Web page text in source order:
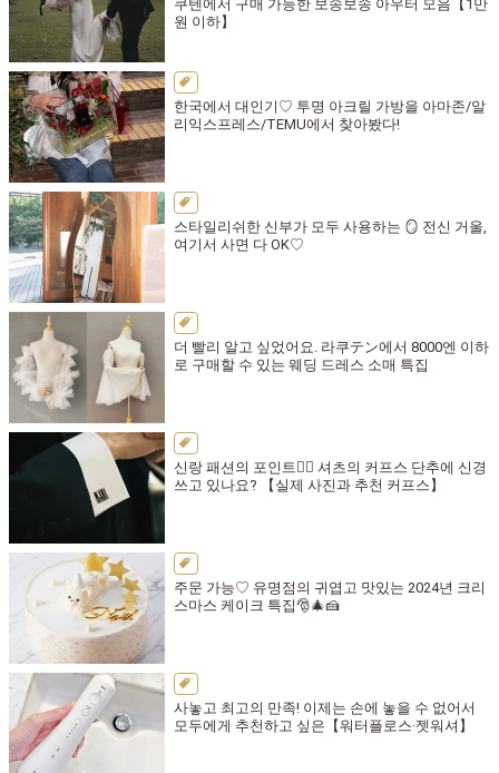
쿠텐에서 구매 가능한 보송보송 아우터 모음【1만
원 이하】
한국에서 대인기♡ 투명 아크릴 가방을 아마존/알
리익스프레스/TEMU에서 찾아봤다!
스타일리쉬한 신부가 모두 사용하는 🪞 전신 거울,
여기서 사면 다 OK♡
더 빨리 알고 싶었어요. 라쿠テン에서 8000엔 이하
로 구매할 수 있는 웨딩 드레스 소매 특집
신랑 패션의 포인트🤵‍♂️ 셔츠의 커프스 단추에 신경
쓰고 있나요? 【실제 사진과 추천 커프스】
주문 가능♡ 유명점의 귀엽고 맛있는 2024년 크리
스마스 케이크 특집🎅🎄🍰
사놓고 최고의 만족! 이제는 손에 놓을 수 없어서
모두에게 추천하고 싶은【워터플로스·젯워셔】